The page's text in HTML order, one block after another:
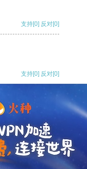
支持[0] 反对[0]
支持[0] 反对[0]
支持 反对